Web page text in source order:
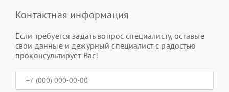
Контактная информация
Если требуется задать вопрос специалисту, оставьте
свои данные и дежурный специалист с радостью
проконсультирует Вас!